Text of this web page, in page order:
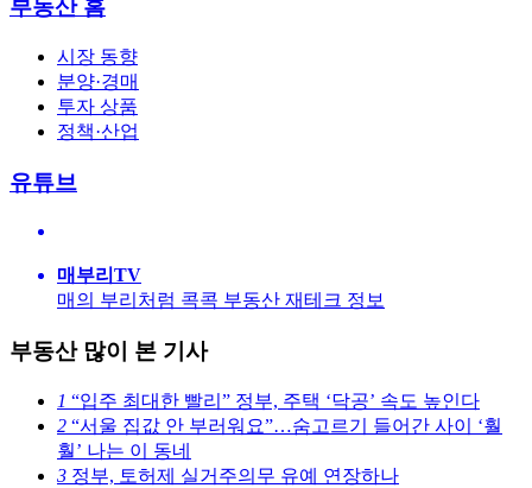
부동산 홈
시장 동향
분양·경매
투자 상품
정책·산업
유튜브
매부리TV
매의 부리처럼 콕콕 부동산 재테크 정보
부동산 많이 본 기사
1 “입주 최대한 빨리” 정부, 주택 ‘닥공’ 속도 높인다
2 “서울 집값 안 부러워요”…숨고르기 들어간 사이 ‘훨
훨’ 나는 이 동네
3 정부, 토허제 실거주의무 유예 연장하나